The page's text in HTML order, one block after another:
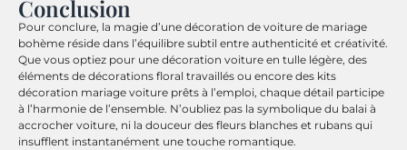
Conclusion
Pour conclure, la magie d’une décoration de voiture de mariage
bohème réside dans l’équilibre subtil entre authenticité et créativité.
Que vous optiez pour une décoration voiture en tulle légère, des
éléments de décorations floral travaillés ou encore des kits
décoration mariage voiture prêts à l’emploi, chaque détail participe
à l’harmonie de l’ensemble. N’oubliez pas la symbolique du balai à
accrocher voiture, ni la douceur des fleurs blanches et rubans qui
insufflent instantanément une touche romantique.